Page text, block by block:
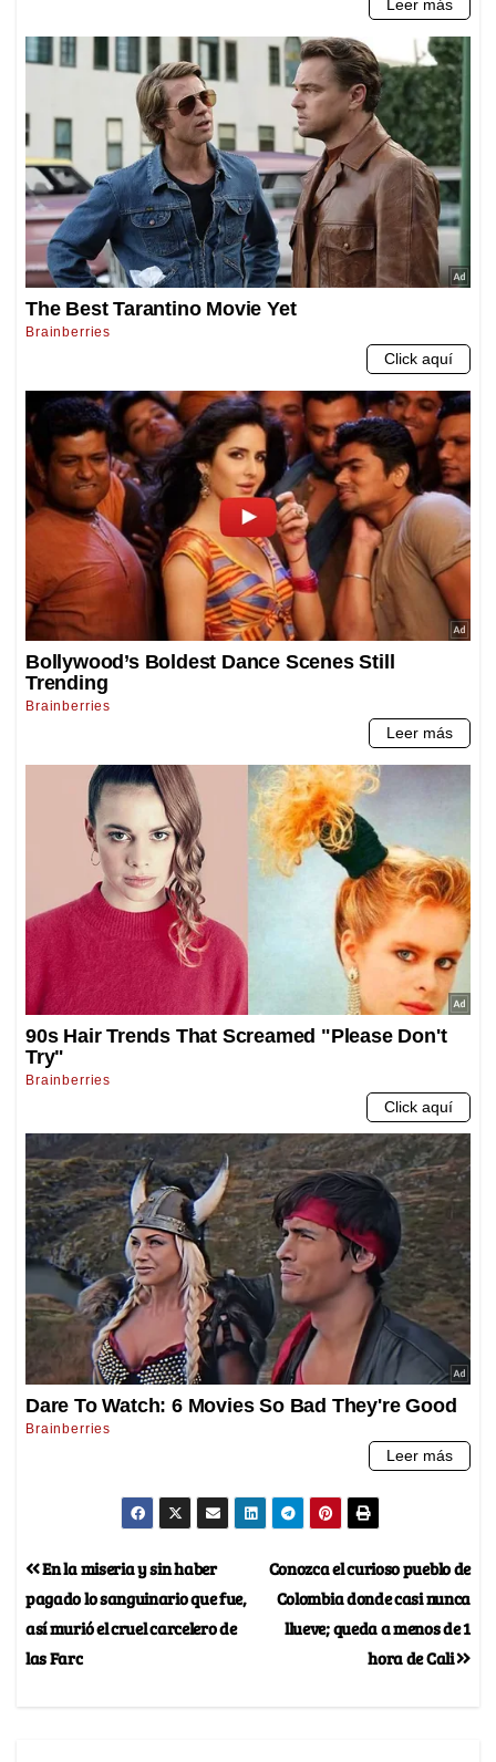
Conozca el curioso pueblo de
Colombia donde casi nunca
llueve; queda a menos de 1
hora de Cali
En la miseria y sin haber
pagado lo sanguinario que fue,
así murió el cruel carcelero de
las Farc